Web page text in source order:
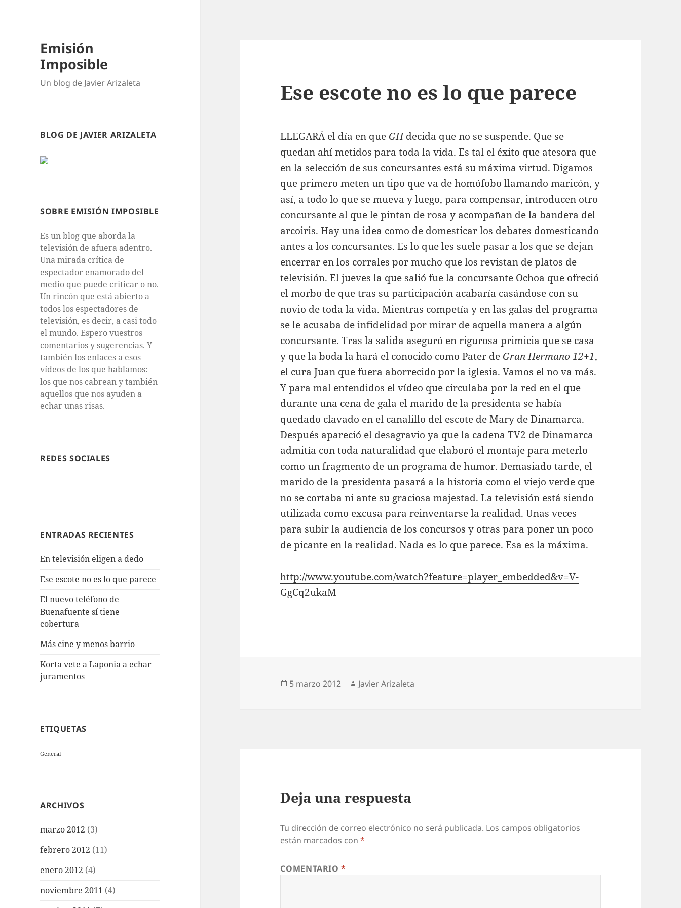
Emisión
Imposible
Un blog de Javier Arizaleta
BLOG DE JAVIER ARIZALETA
SOBRE EMISIÓN IMPOSIBLE
Es un blog que aborda la
televisión de afuera adentro.
Una mirada crítica de
espectador enamorado del
medio que puede criticar o no.
Un rincón que está abierto a
todos los espectadores de
televisión, es decir, a casi todo
el mundo. Espero vuestros
comentarios y sugerencias. Y
también los enlaces a esos
vídeos de los que hablamos:
los que nos cabrean y también
aquellos que nos ayuden a
echar unas risas.
REDES SOCIALES
ENTRADAS RECIENTES
En televisión eligen a dedo
Ese escote no es lo que parece
El nuevo teléfono de
Buenafuente sí tiene
cobertura
Más cine y menos barrio
Korta vete a Laponia a echar
juramentos
ETIQUETAS
General
ARCHIVOS
marzo 2012 (3)
febrero 2012 (11)
enero 2012 (4)
noviembre 2011 (4)
Ese escote no es lo que parece
LLEGARÁ el día en que GHdecida que no se suspende. Que se
quedan ahí metidos para toda la vida. Es tal el éxito que atesora que
en la selección de sus concursantes está su máxima virtud. Digamos
que primero meten un tipo que va de homófobo llamando maricón, y
así, a todo lo que se mueva y luego, para compensar, introducen otro
concursante al que le pintan de rosa y acompañan de la bandera del
arcoiris. Hay una idea como de domesticar los debates domesticando
antes a los concursantes. Es lo que les suele pasar a los que se dejan
encerrar en los corrales por mucho que los revistan de platos de
televisión. El jueves la que salió fue la concursante Ochoa que ofreció
el morbo de que tras su participación acabaría casándose con su
novio de toda la vida. Mientras competía y en las galas del programa
se le acusaba de infidelidad por mirar de aquella manera a algún
concursante. Tras la salida aseguró en rigurosa primicia que se casa
y que la boda la hará el conocido como Pater de Gran Hermano 12+1,
el cura Juan que fuera aborrecido por la iglesia. Vamos el no va más.
Y para mal entendidos el vídeo que circulaba por la red en el que
durante una cena de gala el marido de la presidenta se había
quedado clavado en el canalillo del escote de Mary de Dinamarca.
Después apareció el desagravio ya que la cadena TV2 de Dinamarca
admitía con toda naturalidad que elaboró el montaje para meterlo
como un fragmento de un programa de humor. Demasiado tarde, el
marido de la presidenta pasará a la historia como el viejo verde que
no se cortaba ni ante su graciosa majestad. La televisión está siendo
utilizada como excusa para reinventarse la realidad. Unas veces
para subir la audiencia de los concursos y otras para poner un poco
de picante en la realidad. Nada es lo que parece. Esa es la máxima.
http://www.youtube.com/watch?feature=player_embedded&v=V-
GgCq2ukaM
A
a
n
q
e
Publicado
5 marzo 2012 Autor
Javier Arizaleta
Deja una respuesta
Tu dirección de correo electrónico no será publicada. Los campos obligatorios
están marcados con*
COMENTARIO*